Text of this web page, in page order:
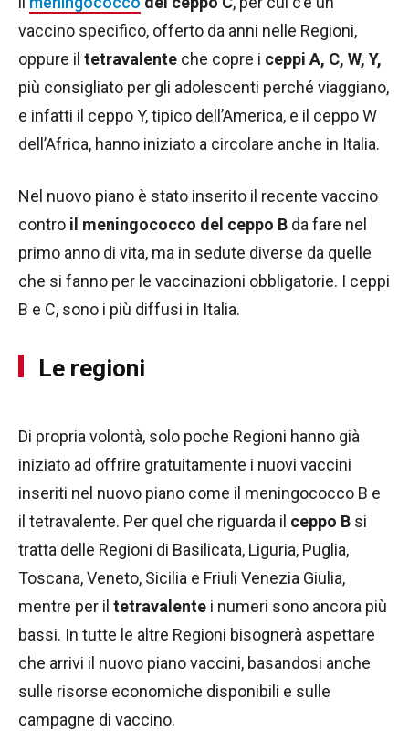
vaccino specifico, offerto da anni nelle Regioni,
oppure il tetravalente che copre i ceppi A, C, W, Y,
più consigliato per gli adolescenti perché viaggiano,
e infatti il ceppo Y, tipico dell’America, e il ceppo W
dell’Africa, hanno iniziato a circolare anche in Italia.
Nel nuovo piano è stato inserito il recente vaccino
contro il meningococco del ceppo B da fare nel
primo anno di vita, ma in sedute diverse da quelle
che si fanno per le vaccinazioni obbligatorie. I ceppi
B e C, sono i più diffusi in Italia.
Le regioni
Di propria volontà, solo poche Regioni hanno già
iniziato ad offrire gratuitamente i nuovi vaccini
inseriti nel nuovo piano come il meningococco B e
il tetravalente. Per quel che riguarda il ceppo B si
tratta delle Regioni di Basilicata, Liguria, Puglia,
Toscana, Veneto, Sicilia e Friuli Venezia Giulia,
mentre per il tetravalente i numeri sono ancora più
bassi. In tutte le altre Regioni bisognerà aspettare
che arrivi il nuovo piano vaccini, basandosi anche
sulle risorse economiche disponibili e sulle
campagne di vaccino.